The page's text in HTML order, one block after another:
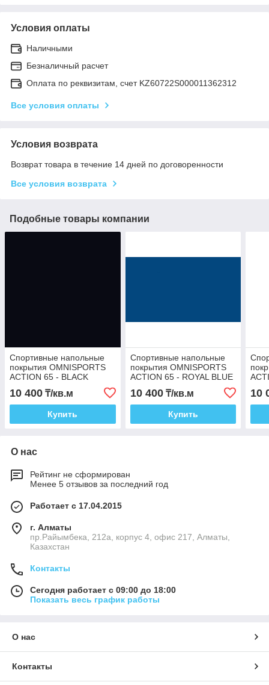
Условия оплаты
Наличными
Безналичный расчет
Оплата по реквизитам, счет KZ60722S000011362312
Все условия оплаты
Условия возврата
Возврат товара в течение 14 дней по договоренности
Все условия возврата
Подобные товары компании
Спортивные напольные
покрытия OMNISPORTS
ACTION 65 - BLACK
10 400 ₸/кв.м
Купить
Спортивные напольные
покрытия OMNISPORTS
ACTION 65 - ROYAL BLUE
10 400₸/кв.м
Купить
10
О нас
Рейтинг не сформирован
Менее 5 отзывов за последний год
Работает с 17.04.2015
г. Алматы
пр.Райымбека, 212а, корпус 4, офис 217, Алматы,
Казахстан
Контакты
Сегодня работает с 09:00 до 18:00
Показать весь график работы
О нас
Контакты